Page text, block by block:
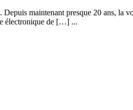
maintenant presque 20 ans, la
électronique de […] ...